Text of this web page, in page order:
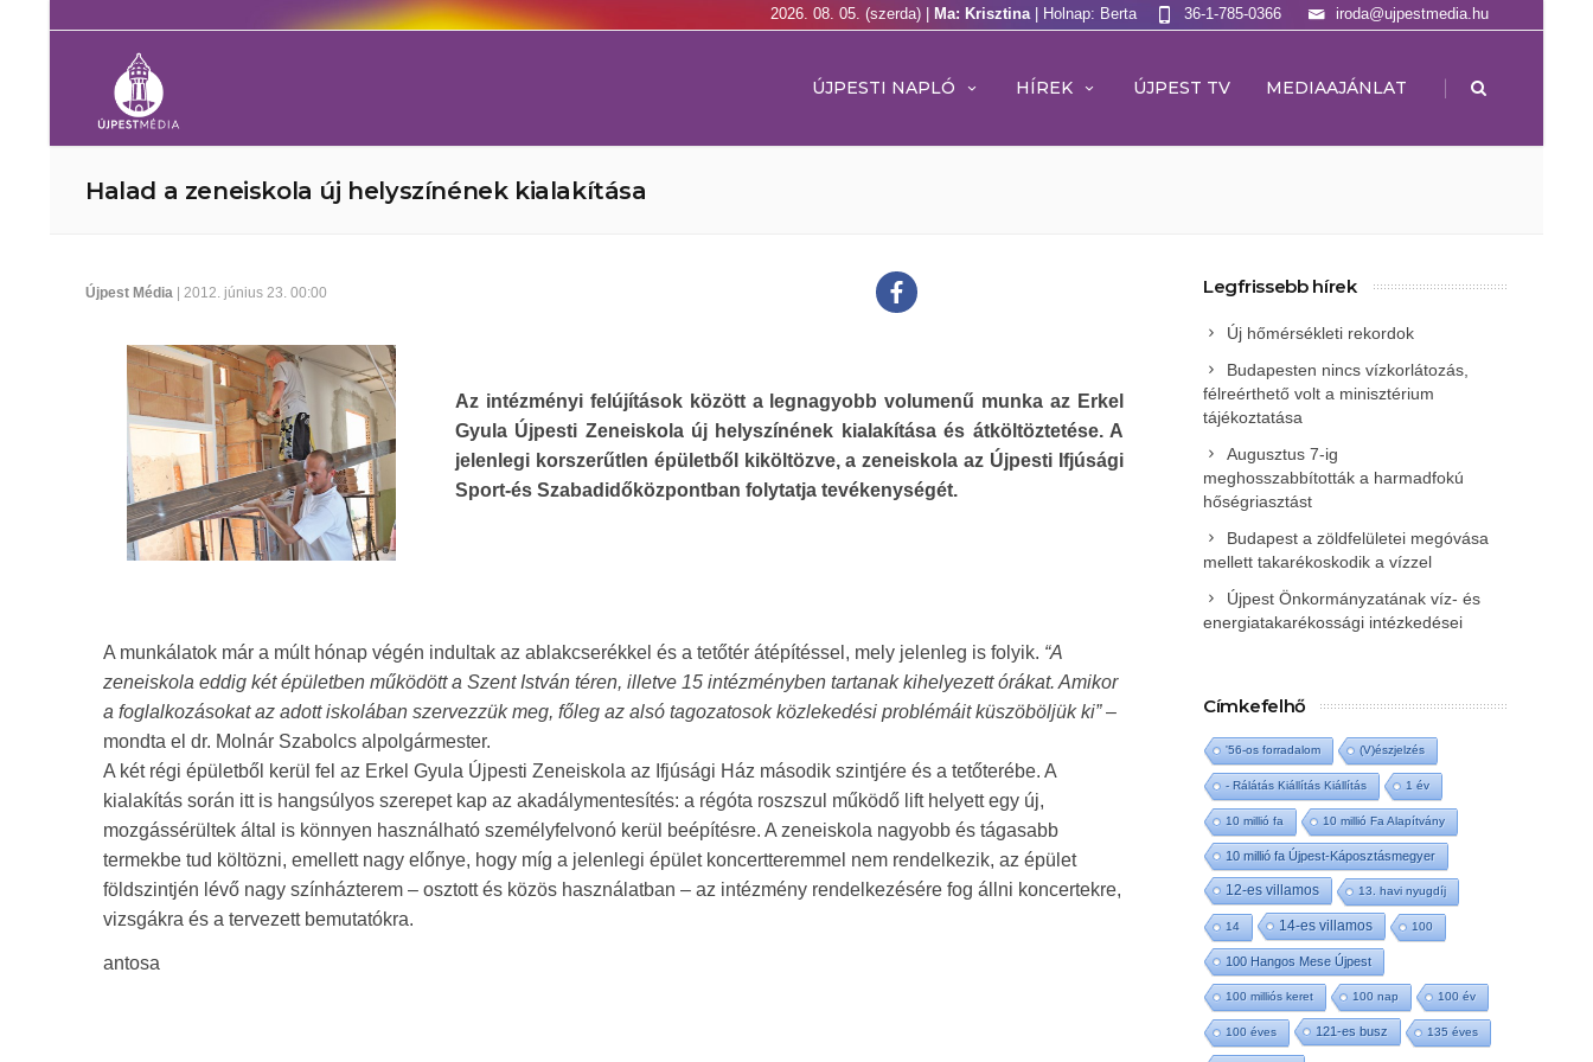
2026. 08. 05. (szerda) | Ma: Krisztina | Holnap: Berta iroda@ujpestmedia.hu
36-1-785-0366
ÚJPESTI NAPLÓ HÍREK ÚJPEST TV MEDIAAJÁNLAT |
Halad a zeneiskola új helyszínének kialakítása
Újpest Média | 2012. június 23. 00:00
Az intézményi felújítások között a legnagyobb volumenű munka az Erkel
Gyula Újpesti Zeneiskola új helyszínének kialakítása és átköltöztetése. A
jelenlegi korszerűtlen épületből kiköltözve, a zeneiskola az Újpesti Ifjúsági
Sport-és Szabadidőközpontban folytatja tevékenységét.
A munkálatok már a múlt hónap végén indultak az ablakcserékkel és a tetőtér átépítéssel, mely jelenleg is folyik. “A
zeneiskola eddig két épületben működött a Szent István téren, illetve 15 intézményben tartanak kihelyezett órákat. Amikor
a foglalkozásokat az adott iskolában szervezzük meg, főleg az alsó tagozatosok közlekedési problémáit küszöböljük ki”–
mondta el dr. Molnár Szabolcs alpolgármester.
A két régi épületből kerül fel az Erkel Gyula Újpesti Zeneiskola az Ifjúsági Ház második szintjére és a tetőterébe. A
kialakítás során itt is hangsúlyos szerepet kap az akadálymentesítés: a régóta roszszul működő lift helyett egy új,
mozgássérültek által is könnyen használható személyfelvonó kerül beépítésre. A zeneiskola nagyobb és tágasabb
termekbe tud költözni, emellett nagy előnye, hogy míg a jelenlegi épület koncertteremmel nem rendelkezik, az épület
földszintjén lévő nagy színházterem – osztott és közös használatban – az intézmény rendelkezésére fog állni koncertekre,
vizsgákra és a tervezett bemutatókra.
antosa
Legfrissebb hírek
Új hőmérsékleti rekordok
Budapesten nincs vízkorlátozás,
félreérthető volt a minisztérium
tájékoztatása
Augusztus 7-ig
meghosszabbították a harmadfokú
hőségriasztást
Budapest a zöldfelületei megóvása
mellett takarékoskodik a vízzel
Újpest Önkormányzatának víz- és
energiatakarékossági intézkedései
Címkefelhő
'56-os forradalom (V)észjelzés
- Rálátás Kiállítás Kiállítás 1 év
10 millió fa 10 millió Fa Alapítvány
10 millió fa Újpest-Káposztásmegyer
12-es villamos 13. havi nyugdíj
14 14-es villamos 100
100 Hangos Mese Újpest
100 milliós keret 100 nap 100 év
100 éves 121-es busz 135 éves